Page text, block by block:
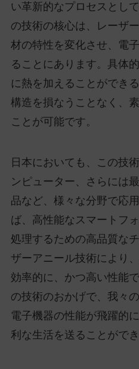
い革新的なプロセスとし
の技術の核心は、レーザ
材の特性を変化させ、電
ることにあります。具体
に熱を加えることができ
構造を損なうことなく、
ことが可能です。
日本においても、この技
ンピューター、さらには
品など、様々な分野で応
ば、高性能なスマートフ
処理するための高品質な
ザーアニール技術により
効率的に、かつ高い性能
の技術のおかげで、我々
電子機器の性能が飛躍的
利な生活を送ることがで